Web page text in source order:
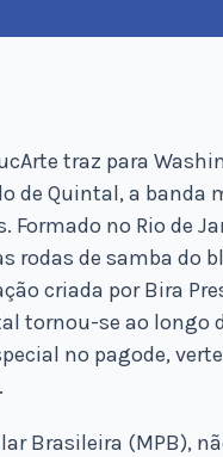
traz para
de Quintal, a banda
no Rio de
rodas de samba do
criada por Bira
tornou-se ao longo
no pagode,
Brasileira (MPB),